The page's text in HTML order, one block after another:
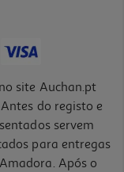
site Auchan.pt
do registo e
servem
para entregas
Após o